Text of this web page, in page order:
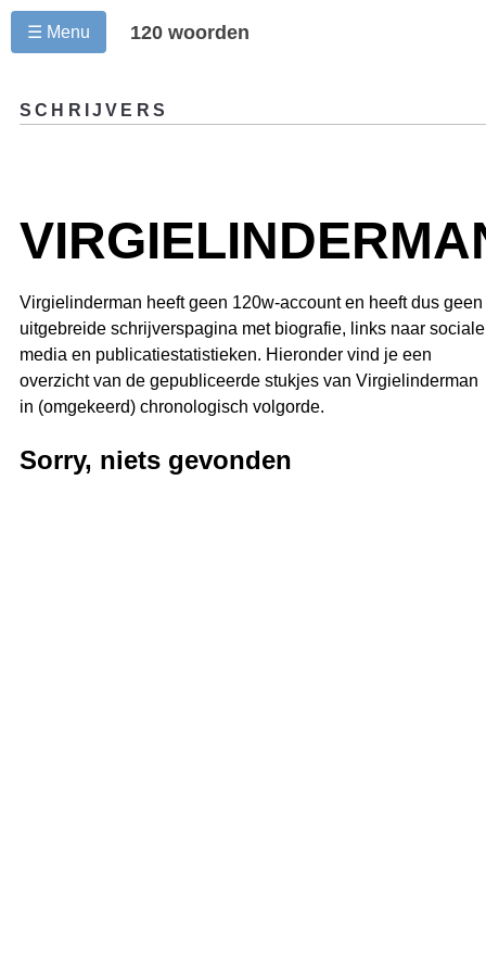
☰ Menu 120 woorden
SCHRIJVERS
Virgielinderman heeft geen 120w-account en heeft dus geen
uitgebreide schrijverspagina met biografie, links naar sociale
media en publicatiestatistieken. Hieronder vind je een
overzicht van de gepubliceerde stukjes van Virgielinderman
in (omgekeerd) chronologisch volgorde.
Sorry, niets gevonden